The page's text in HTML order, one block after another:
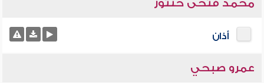
محمد فتحى حنتور
أذان
عمرو صبحي